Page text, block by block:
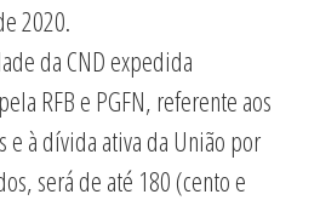
2020.
da CND expedida
RFB e PGFN, referente aos
à dívida ativa da União por
será de até 180 (cento e